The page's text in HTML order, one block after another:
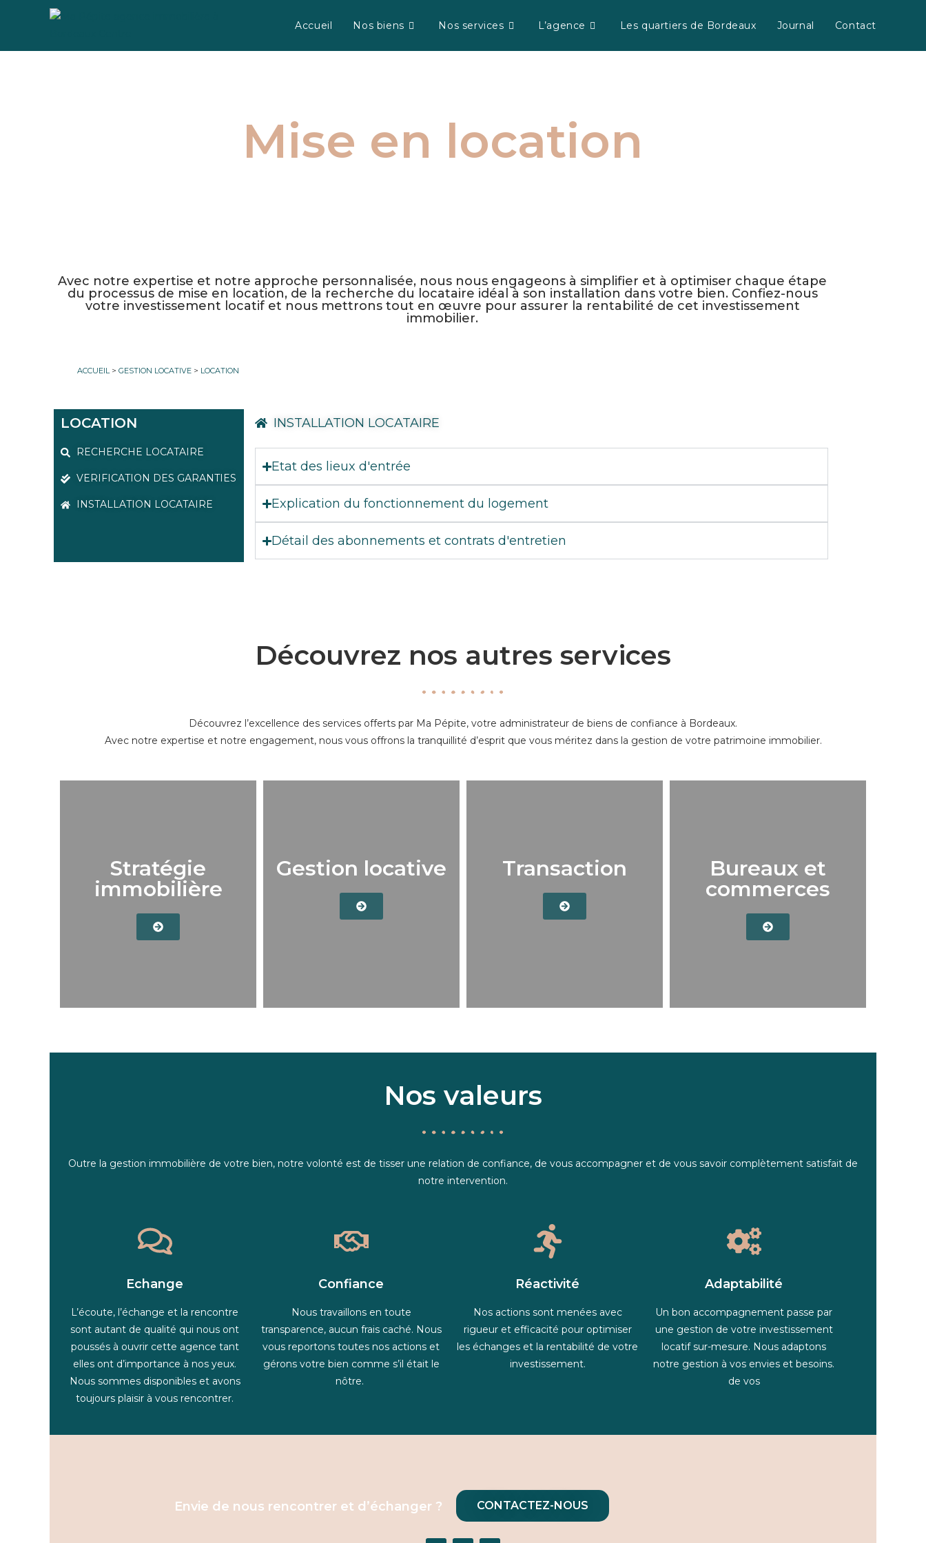
Accueil Nos biens Nos services L’agence Les quartiers de Bordeaux Journal Contact
Mise en location
Avec notre expertise et notre approche personnalisée, nous nous engageons à simplifier et à optimiser chaque étape
du processus de mise en location, de la recherche du locataire idéal à son installation dans votre bien. Confiez-nous
votre investissement locatif et nous mettrons tout en œuvre pour assurer la rentabilité de cet investissement
immobilier.
ACCUEIL> GESTION LOCATIVE > LOCATION
LOCATION
RECHERCHE LOCATAIRE
VERIFICATION DES GARANTIES
INSTALLATION LOCATAIRE
INSTALLATION LOCATAIRE
Etat des lieux d'entrée
Explication du fonctionnement du logement
Détail des abonnements et contrats d'entretien
Découvrez nos autres services
Découvrez l’excellence des services offerts par Ma Pépite, votre administrateur de biens de confiance à Bordeaux.
Avec notre expertise et notre engagement, nous vous offrons la tranquillité d’esprit que vous méritez dans la gestion de votre patrimoine immobilier.
Stratégie
immobilière
Gestion locative Transaction
Bureaux et
commerces
Nos valeurs
Outre la gestion immobilière de votre bien, notre volonté est de tisser une relation de confiance, de vous accompagner et de vous savoir complètement satisfait de
notre intervention.
Echange
L’écoute, l’échange et la rencontre
sont autant de qualité qui nous ont
poussés à ouvrir cette agence tant
elles ont d’importance à nos yeux.
Nous sommes disponibles et avons
toujours plaisir à vous rencontrer.
Confiance
Nous travaillons en toute
transparence, aucun frais caché. Nous
vous reportons toutes nos actions et
gérons votre bien comme s’il était le
nôtre.
Réactivité
Nos actions sont menées avec
rigueur et efficacité pour optimiser
les échanges et la rentabilité de votre
investissement.
Adaptabilité
Un bon accompagnement passe par
une gestion de votre investissement
locatif sur-mesure. Nous adaptons
notre gestion à vos envies et besoins.
de vos
Envie de nous rencontrer et d’échanger ? CONTACTEZ-NOUS